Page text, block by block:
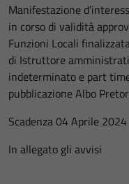
Manifestazione
in corso di validità
Funzioni Locali
di Istruttore
indeterminato e part
pubblicazione Albo
Scadenza 04 Aprile 2024
In allegato gli avvisi